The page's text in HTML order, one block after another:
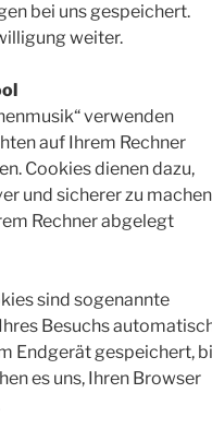
bei uns gespeichert.
weiter.
verwenden
auf Ihrem Rechner
Cookies dienen dazu,
und sicherer zu
Rechner abgelegt
sind sogenannte
Besuchs
Endgerät gespeichert,
es uns, Ihren Browser